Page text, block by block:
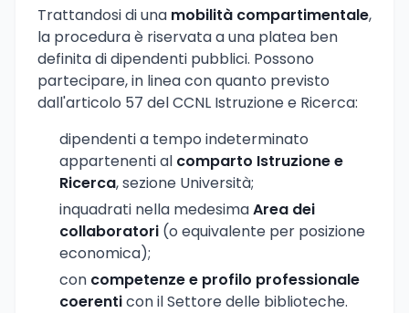
Trattandosi di una mobilità compartimentale,
la procedura è riservata a una platea ben
definita di dipendenti pubblici. Possono
partecipare, in linea con quanto previsto
dall'articolo 57 del CCNL Istruzione e Ricerca:
dipendenti a tempo indeterminato
appartenenti al comparto Istruzione e
Ricerca, sezione Università;
inquadrati nella medesimaArea dei
collaboratori (o equivalente per posizione
economica);
con competenze e profilo professionale
coerenticon il Settore delle biblioteche.